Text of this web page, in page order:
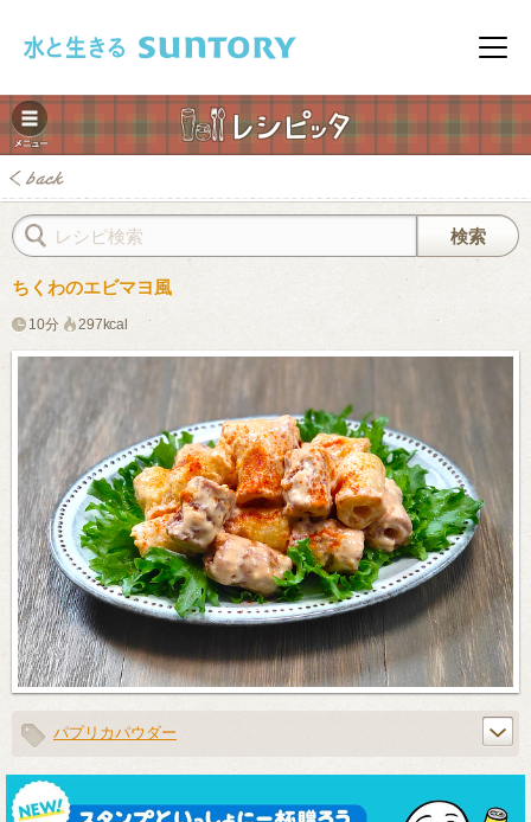
メニ
レシピ
ちくわのエビマヨ風
10分 297kcal
パプリカパウダー